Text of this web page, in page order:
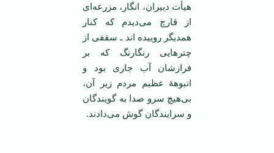
هیأت دبیران، انگار، مزرعه‌ای
از قارچ می‌دیدم که کنار
همدیگر روییده اند ـ سقفی از
چترهایی رنگارنگ که بر
فرازشان آب جاری بود و
انبوهۀ عظیم مردم زیر آن،
بی‌هیچ سرو صدا به گویندگان
و سرایندگان گوش می‌دادند.